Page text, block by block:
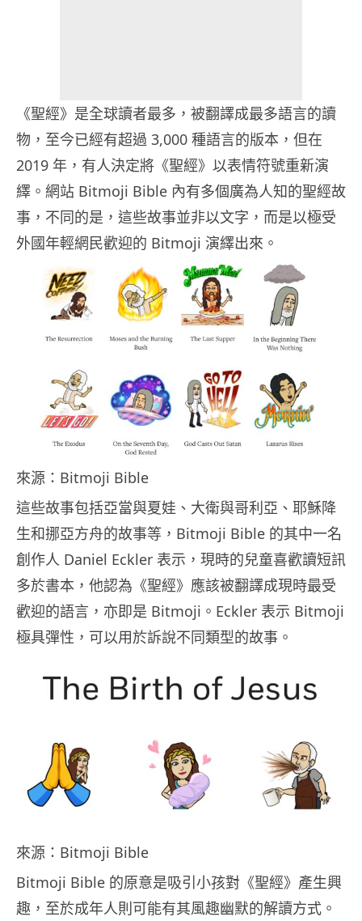
《聖經》是全球讀者最多，被翻譯成最多語言的讀
物，至今已經有超過 3,000 種語言的版本，但在
2019 年，有人決定將《聖經》以表情符號重新演
繹。網站 Bitmoji Bible 內有多個廣為人知的聖經故
事，不同的是，這些故事並非以文字，而是以極受
外國年輕網民歡迎的 Bitmoji 演繹出來。
來源：Bitmoji Bible
這些故事包括亞當與夏娃、大衛與哥利亞、耶穌降
生和挪亞方舟的故事等，Bitmoji Bible 的其中一名
創作人 Daniel Eckler 表示，現時的兒童喜歡讀短訊
多於書本，他認為《聖經》應該被翻譯成現時最受
歡迎的語言，亦即是 Bitmoji。Eckler 表示 Bitmoji
極具彈性，可以用於訴說不同類型的故事。
來源：Bitmoji Bible
Bitmoji Bible 的原意是吸引小孩對《聖經》產生興
趣，至於成年人則可能有其風趣幽默的解讀方式。